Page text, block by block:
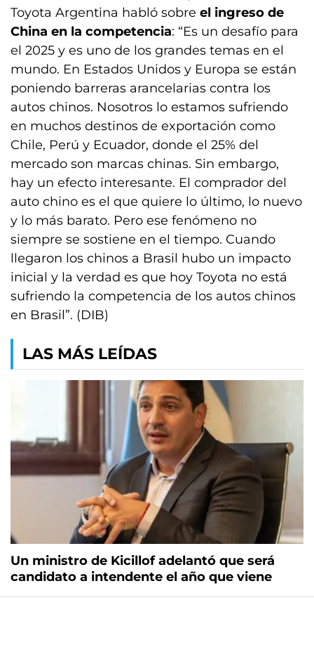
Toyota Argentina habló sobre el ingreso de
China en la competencia: “Es un desafío para
el 2025 y es uno de los grandes temas en el
mundo. En Estados Unidos y Europa se están
poniendo barreras arancelarias contra los
autos chinos. Nosotros lo estamos sufriendo
en muchos destinos de exportación como
Chile, Perú y Ecuador, donde el 25% del
mercado son marcas chinas. Sin embargo,
hay un efecto interesante. El comprador del
auto chino es el que quiere lo último, lo nuevo
y lo más barato. Pero ese fenómeno no
siempre se sostiene en el tiempo. Cuando
llegaron los chinos a Brasil hubo un impacto
inicial y la verdad es que hoy Toyota no está
sufriendo la competencia de los autos chinos
en Brasil”. (DIB)
LAS MÁS LEÍDAS
Un ministro de Kicillof adelantó que será
candidato a intendente el año que viene